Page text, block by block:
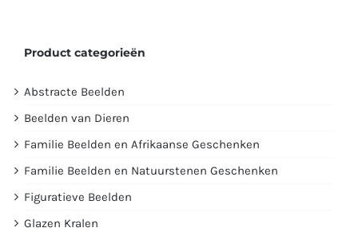
Product categorieën
Abstracte Beelden
Beelden van Dieren
Familie Beelden en Afrikaanse Geschenken
Familie Beelden en Natuurstenen Geschenken
Figuratieve Beelden
Glazen Kralen